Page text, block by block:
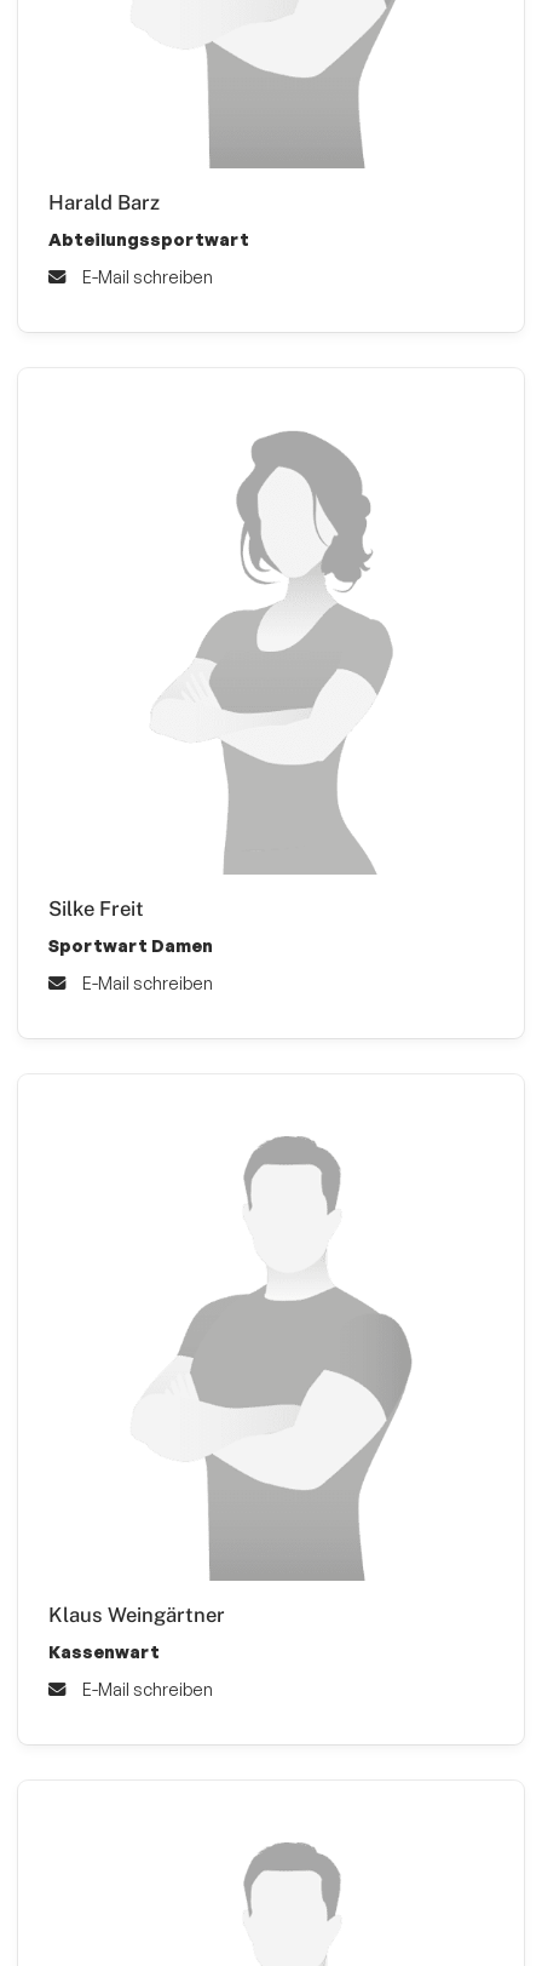
Harald Barz
Abteilungssportwart
E-Mail schreiben
Silke Freit
Sportwart Damen
E-Mail schreiben
Klaus Weingärtner
Kassenwart
E-Mail schreiben